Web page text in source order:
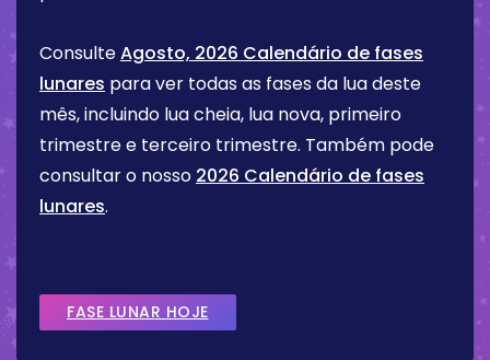
ConsulteAgosto, 2026 Calendário de fases
lunares para ver todas as fases da lua deste
mês, incluindo lua cheia, lua nova, primeiro
trimestre e terceiro trimestre. Também pode
consultar o nosso 2026 Calendário de fases
lunares.
FASE LUNAR HOJE